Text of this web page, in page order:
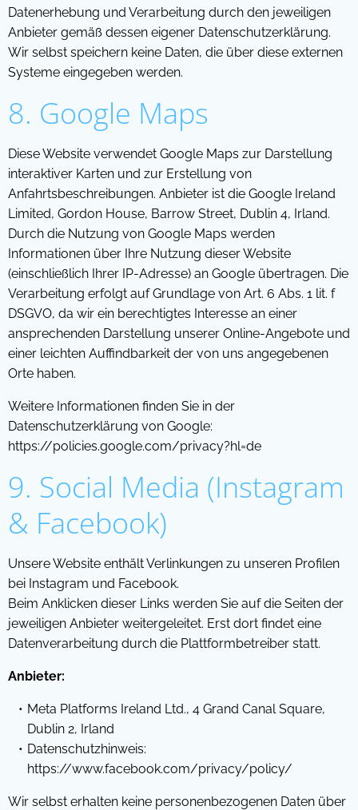
Datenerhebung und Verarbeitung durch den jeweiligen
Anbieter gemäß dessen eigener Datenschutzerklärung.
Wir selbst speichern keine Daten, die über diese externen
Systeme eingegeben werden.
8. Google Maps
Diese Website verwendet Google Maps zur Darstellung
interaktiver Karten und zur Erstellung von
Anfahrtsbeschreibungen. Anbieter ist die Google Ireland
Limited, Gordon House, Barrow Street, Dublin 4, Irland.
Durch die Nutzung von Google Maps werden
Informationen über Ihre Nutzung dieser Website
(einschließlich Ihrer IP-Adresse) an Google übertragen. Die
Verarbeitung erfolgt auf Grundlage von Art. 6 Abs. 1 lit. f
DSGVO, da wir ein berechtigtes Interesse an einer
ansprechenden Darstellung unserer Online-Angebote und
einer leichten Auffindbarkeit der von uns angegebenen
Orte haben.
Weitere Informationen finden Sie in der
Datenschutzerklärung von Google:
https://policies.google.com/privacy?hl=de
9. Social Media (Instagram
& Facebook)
Unsere Website enthält Verlinkungen zu unseren Profilen
bei Instagram und Facebook.
Beim Anklicken dieser Links werden Sie auf die Seiten der
jeweiligen Anbieter weitergeleitet. Erst dort findet eine
Datenverarbeitung durch die Plattformbetreiber statt.
Anbieter:
Meta Platforms Ireland Ltd., 4 Grand Canal Square,
Dublin 2, Irland
Datenschutzhinweis:
https://www.facebook.com/privacy/policy/
Wir selbst erhalten keine personenbezogenen Daten über